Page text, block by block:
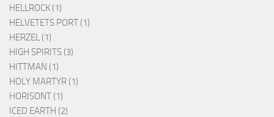
HELLROCK (1)
HELVETETS PORT (1)
HERZEL (1)
HIGH SPIRITS (3)
HITTMAN (1)
HOLY MARTYR (1)
HORISONT (1)
ICED EARTH (2)